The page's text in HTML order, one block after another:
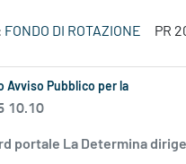
FONDO DI ROTAZIONE PR
Avviso Pubblico per la
10.10
portale La Determina